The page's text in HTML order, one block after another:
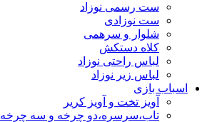
ست رسمی نوزاد
ست نوزادی
شلوار و سرهمی
کلاه دستکش
لباس راحتی نوزاد
لباس زیر نوزاد
اسباب بازی
آویز تخت و آویز کریر
تاب،سرسره،دو چرخه و سه چرخه